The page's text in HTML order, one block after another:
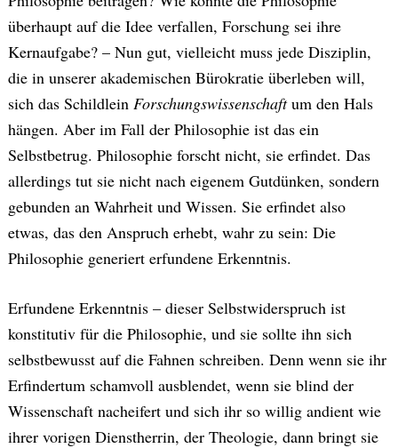
überhaupt auf die Idee verfallen, Forschung sei ihre
Kernaufgabe? – Nun gut, vielleicht muss jede Disziplin,
die in unserer akademischen Bürokratie überleben will,
sich das Schildlein Forschungswissenschaftum den Hals
hängen. Aber im Fall der Philosophie ist das ein
Selbstbetrug. Philosophie forscht nicht, sie erfindet. Das
allerdings tut sie nicht nach eigenem Gutdünken, sondern
gebunden an Wahrheit und Wissen. Sie erfindet also
etwas, das den Anspruch erhebt, wahr zu sein: Die
Philosophie generiert erfundene Erkenntnis.
Erfundene Erkenntnis – dieser Selbstwiderspruch ist
konstitutiv für die Philosophie, und sie sollte ihn sich
selbstbewusst auf die Fahnen schreiben. Denn wenn sie ihr
Erfindertum schamvoll ausblendet, wenn sie blind der
Wissenschaft nacheifert und sich ihr so willig andient wie
ihrer vorigen Dienstherrin, der Theologie, dann bringt sie